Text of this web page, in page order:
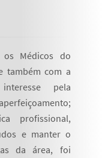
Médicos do
também com a
pela
profissional,
e manter o
da área, foi